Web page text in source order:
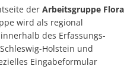
der Arbeitsgruppe Flora
wird als regional
des Erfassungs-
Holstein und
Eingabeformular